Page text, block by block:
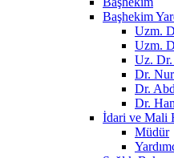
Başhekim
Uzm.
Uzm.
Uz.
Dr.
Dr.
Dr.
İdari ve Mali
Müdür